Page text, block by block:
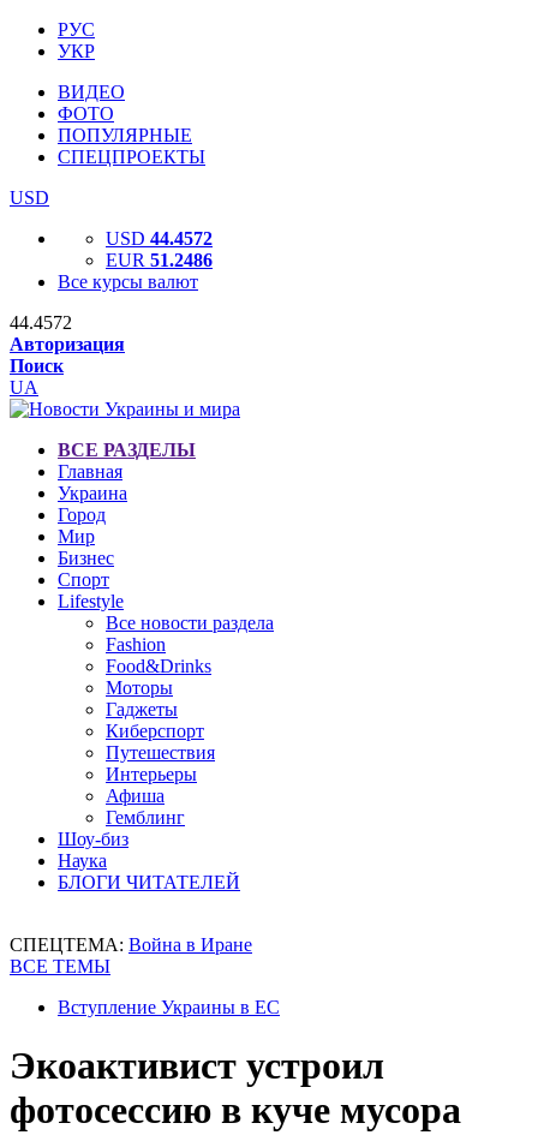
РУС
УКР
ВИДЕО
ФОТО
ПОПУЛЯРНЫЕ
СПЕЦПРОЕКТЫ
USD
USD 44.4572
EUR 51.2486
Все курсы валют
44.4572
Авторизация
Поиск
UA
ВСЕ РАЗДЕЛЫ
Главная
Украина
Город
Мир
Бизнес
Спорт
Lifestyle
Все новости раздела
Fashion
Food&Drinks
Моторы
Гаджеты
Киберспорт
Путешествия
Интерьеры
Афиша
Гемблинг
Шоу-биз
Наука
БЛОГИ ЧИТАТЕЛЕЙ
СПЕЦТЕМА: Война в Иране
ВСЕ ТЕМЫ
Вступление Украины в ЕС
Экоактивист устроил
фотосессию в куче мусора